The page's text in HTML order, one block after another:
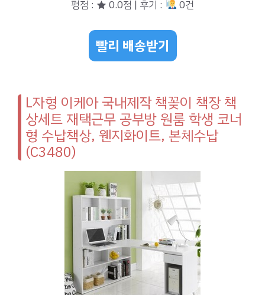
평점 : ★ 0.0점 | 후기 : 0건
빨리 배송받기
L자형 이케아 국내제작 책꽂이 책장 책
상세트 재택근무 공부방 원룸 학생 코너
형 수납책상, 웬지화이트, 본체수납
(C3480)